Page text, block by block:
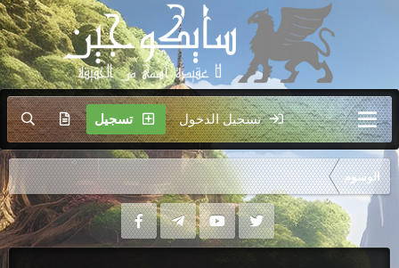
تسجيل الدخول تسجيل
الوسوم